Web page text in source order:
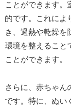
ことができます。
的です。これによ
き、過熱や乾燥を
環境を整えること
ことができます。
さらに、赤ちゃん
です。特に、ぬい